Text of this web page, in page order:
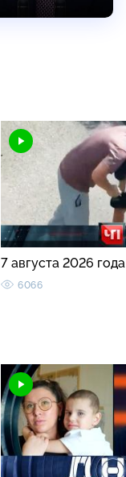
7 августа 2026 года
6066